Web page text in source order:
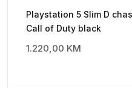
Playstation 5 Slim D
Call of Duty black
1.220,00 KM